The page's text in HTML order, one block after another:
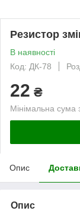
Резистор
В наявності
Код: ДК-78
22 ₴
Мінімальна
Опис
Опис